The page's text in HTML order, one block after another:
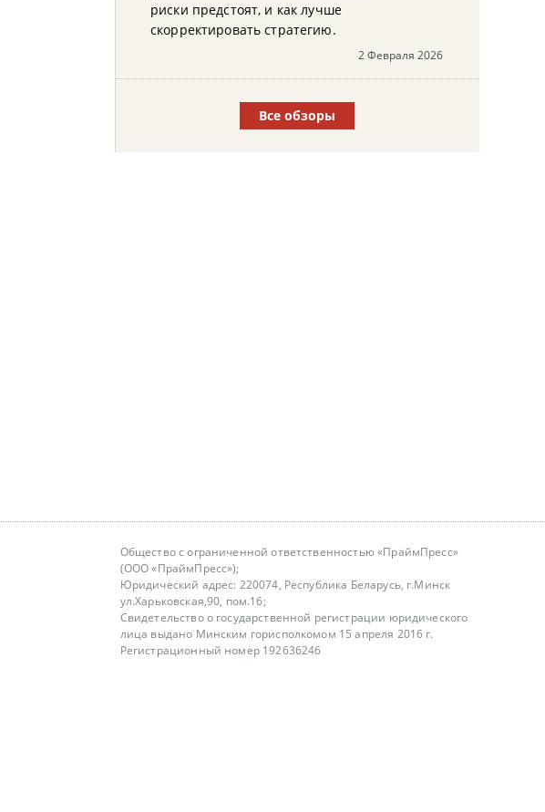
риски предстоят, и как лучше
скорректировать стратегию.
2 Февраля 2026
Все обзоры
Общество с ограниченной ответственностью «ПраймПресс»
(ООО «ПраймПресс»);
Юридический адрес: 220074, Республика Беларусь, г.Минск
ул.Харьковская,90, пом.16;
Свидетельство о государственной регистрации юридического
лица выдано Минским горисполкомом 15 апреля 2016 г.
Регистрационный номер 192636246